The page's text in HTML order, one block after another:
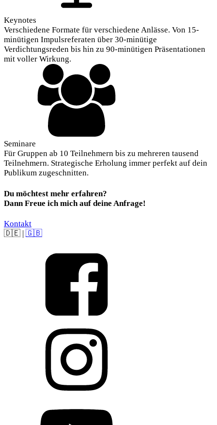
Keynotes
Verschiedene Formate für verschiedene Anlässe. Von 15-
minütigen Impulsreferaten über 30-minütige
Verdichtungsreden bis hin zu 90-minütigen Präsentationen
mit voller Wirkung.
Seminare
Für Gruppen ab 10 Teilnehmern bis zu mehreren tausend
Teilnehmern. Strategische Erholung immer perfekt auf dein
Publikum zugeschnitten.
Du möchtest mehr erfahren?
Dann Freue ich mich auf deine Anfrage!
Kontakt
🇩🇪 🇬🇧